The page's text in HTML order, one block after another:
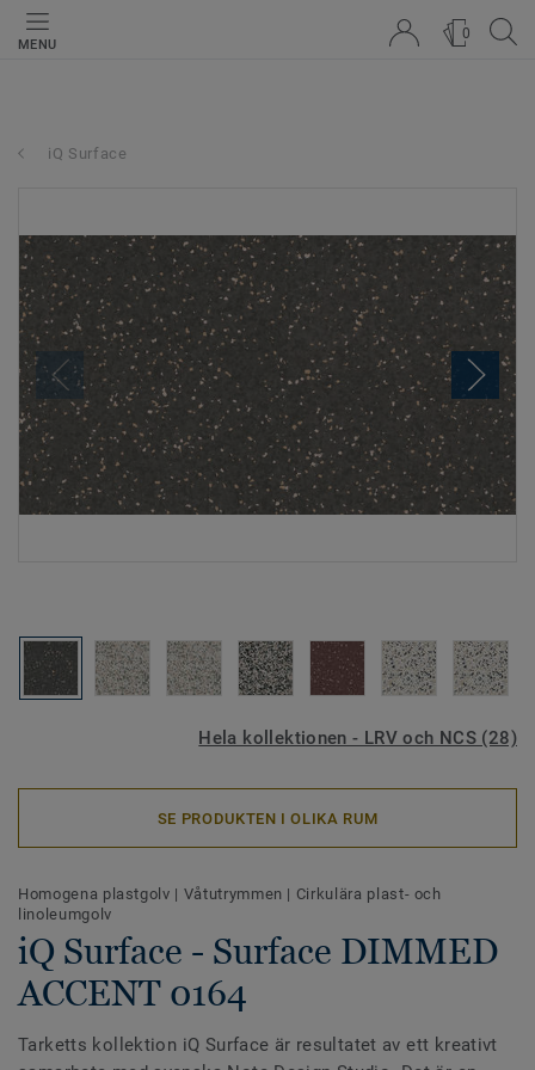
MENU
0
iQ Surface
Hela kollektionen - LRV och NCS (28)
SE PRODUKTEN I OLIKA RUM
Homogena plastgolv | Våtutrymmen | Cirkulära plast- och
linoleumgolv
iQ Surface - Surface DIMMED
ACCENT 0164
Tarketts kollektion iQ Surface är resultatet av ett kreativt